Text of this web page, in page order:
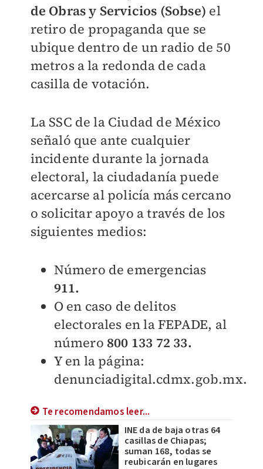
de Obras y Servicios (Sobse) el
retiro de propaganda que se
ubique dentro de un radio de 50
metros a la redonda de cada
casilla de votación.
La SSC de la Ciudad de México
señaló que ante cualquier
incidente durante la jornada
electoral, la ciudadanía puede
acercarse al policía más cercano
o solicitar apoyo a través de los
siguientes medios:
Número de emergencias
911.
O en caso de delitos
electorales en la FEPADE, al
número 800 133 72 33.
Y en la página:
denunciadigital.cdmx.gob.mx.
Te recomendamos leer...
INE da de baja otras 64
casillas de Chiapas;
suman 168, todas se
reubicarán en lugares